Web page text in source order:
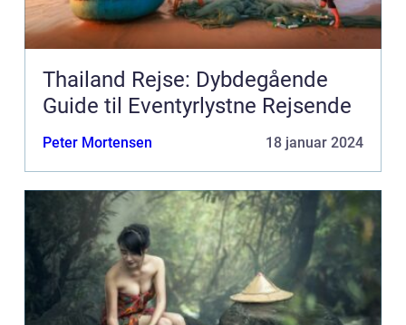
Thailand Rejse: Dybdegående
Guide til Eventyrlystne Rejsende
Peter Mortensen 18 januar 2024